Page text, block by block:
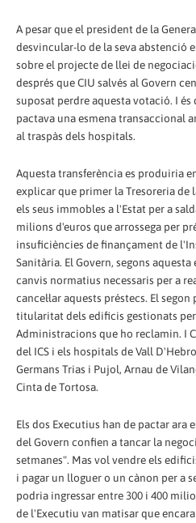
A pesar que el president de la
desvincular-lo de la seva abstenció
sobre el projecte de llei de
després que CIU salvés al Govern
suposat perdre aquesta votació. I és
pactava una esmena transaccional
al traspàs dels hospitals.
Aquesta transferència es produiria
explicar que primer la Tresoreria de
els seus immobles a l'Estat per a
milions d'euros que arrossega per
insuficiències de finançament de
Sanitària. El Govern, segons
canvis normatius necessaris per a
cancel·lar aquests préstecs. El
titularitat dels edificis gestionats
Administracions que ho reclamin. I
del ICS i els hospitals de Vall
Germans Trias i Pujol, Arnau de
Cinta de Tortosa.
Els dos Executius han de pactar ara
del Govern confien a tancar la
setmanes". Mas vol vendre els
i pagar un lloguer o un cànon per a
podria ingressar entre 300 i 400
de l'Executiu van matisar que